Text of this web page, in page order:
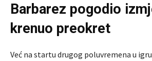
Barbarez pogodio
krenuo preokret
Već na startu drugog poluvremena u